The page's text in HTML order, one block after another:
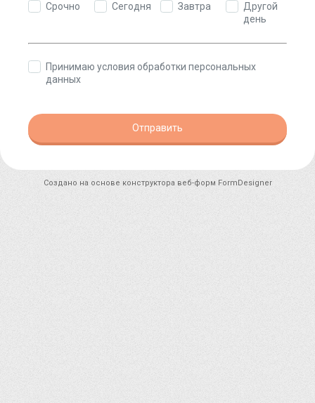
Срочно
Сегодня Завтра
Другой
день
Принимаю условия обработки персональных
данных
Отправить
Создано на основе конструктора веб-форм FormDesigner